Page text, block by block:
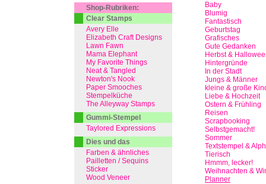
Baby
Blumig
Fantastisch
Geburtstag
Grafisches
Gute Gedanken
Herbst &
Hintergründe
In der Stadt
Jungs & Männer
kleine & große
Liebe & Hochzeit
Ostern & Frühling
Reisen
Scrapbooking
Selbstgemacht!
Sommer
Textstempel &
Tierisch
Hmmm, lecker!
Weihnachten &
Planner
Shop-Rubriken:
Clear Stamps
Avery Elle
Elizabeth Craft Designs
Lawn Fawn
Mama Elephant
My Favorite Things
Neat & Tangled
Newton's Nook
Paper Smooches
Stempelküche
The Alleyway Stamps
Gummi-Stempel
Taylored Expressions
Dies und das
Farben & ähnliches
Pailletten / Sequins
Sticker
Wood Veneer